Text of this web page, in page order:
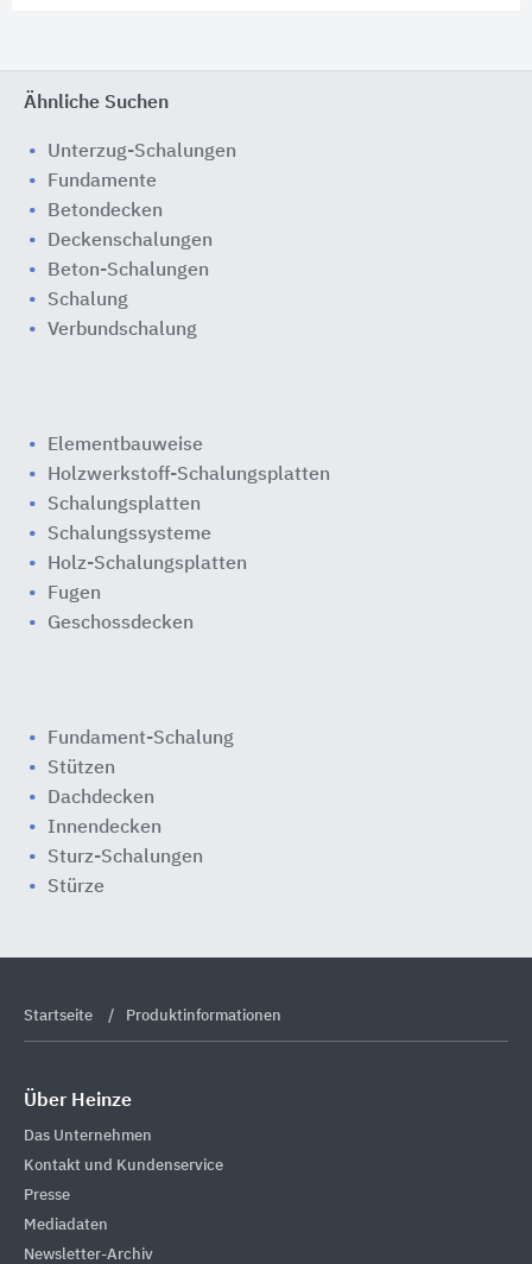
Ähnliche Suchen
Unterzug-Schalungen
Fundamente
Betondecken
Deckenschalungen
Beton-Schalungen
Schalung
Verbundschalung
Elementbauweise
Holzwerkstoff-Schalungsplatten
Schalungsplatten
Schalungssysteme
Holz-Schalungsplatten
Fugen
Geschossdecken
Fundament-Schalung
Stützen
Dachdecken
Innendecken
Sturz-Schalungen
Stürze
Startseite Produktinformationen
Über Heinze
Das Unternehmen
Kontakt und Kundenservice
Presse
Mediadaten
Newsletter-Archiv